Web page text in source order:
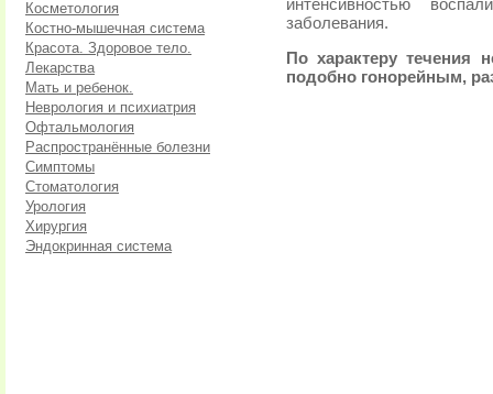
Косметология
Костно-мышечная система
Красота. Здоровое тело.
Лекарства
Мать и ребенок.
Неврология и психиатрия
Офтальмология
Распространённые болезни
Симптомы
Стоматология
Урология
Хирургия
Эндокринная система
интенсивностью
заболевания.
По характеру течения
подобно гонорейным,